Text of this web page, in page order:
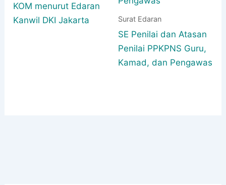
KOM menurut Edaran
Kanwil DKI Jakarta
Surat Edaran
SE Penilai dan Atasan
Penilai PPKPNS Guru,
Kamad, dan Pengawas